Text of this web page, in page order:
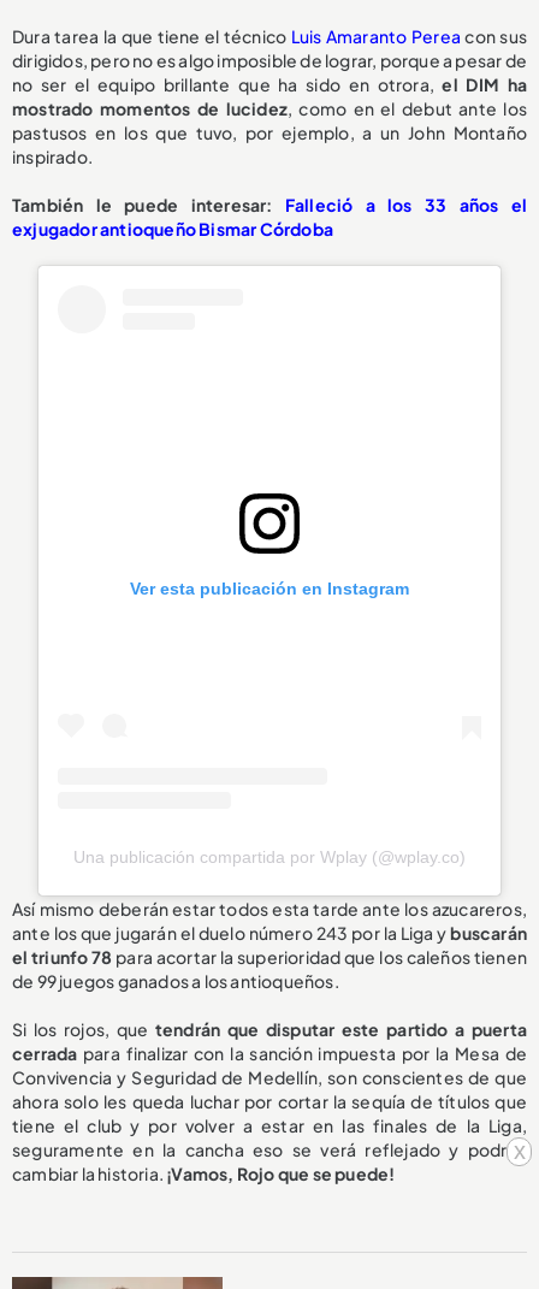
x
Dura tarea la que tiene el técnico Luis Amaranto Perea con sus
dirigidos, pero no es algo imposible de lograr, porque a pesar de
no ser el equipo brillante que ha sido en otrora,el DIM ha
mostrado momentos de lucidez, como en el debut ante los
pastusos en los que tuvo, por ejemplo, a un John Montaño
inspirado.
También le puede interesar: Falleció a los 33 años el
exjugador antioqueño Bismar Córdoba
Ver esta publicación en Instagram
Una publicación compartida por Wplay (@wplay.co)
Así mismo deberán estar todos esta tarde ante los azucareros,
ante los que jugarán el duelo número 243 por la Liga ybuscarán
el triunfo 78 para acortar la superioridad que los caleños tienen
de 99 juegos ganados a los antioqueños.
Si los rojos, que tendrán que disputar este partido a puerta
cerrada para finalizar con la sanción impuesta por la Mesa de
Convivencia y Seguridad de Medellín, son conscientes de que
ahora solo les queda luchar por cortar la sequía de títulos que
tiene el club y por volver a estar en las finales de la Liga,
seguramente en la cancha eso se verá reflejado y podrán
cambiar la historia. ¡Vamos, Rojo que se puede!